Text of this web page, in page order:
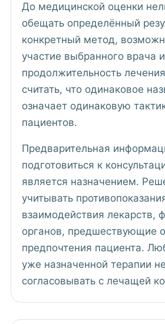
До медицинской оценки
обещать определённый
конкретный метод,
участие выбранного врача
продолжительность
считать, что одинаковое
означает одинаковую
пациентов.
Предварительная
подготовиться к
является назначением.
учитывать
взаимодействия лекарств,
органов, предшествующие
предпочтения пациента.
уже назначенной терапии
согласовывать с лечащей